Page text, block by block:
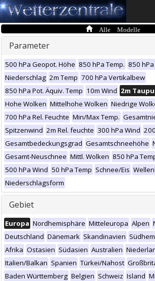
Alle Modelle
Parameter
500 hPa Geopot. Höhe 850 hPa Temp. 850
Niederschlag 2m Temp 700 hPa Vertikalbew
850 hPa Pot. Äquiv. Temp 10m Wind 2m
Hohe Wolken Mittelhohe Wolken Niedrige
700 hPa Rel. Feuchte Min/Max Temp.
Spitzenwind 2m Rel. feuchte 300 hPa Wind
Gesamtbedeckungsgrad Gesamtschneehöhe
Gesamt-Neuschnee Mittl. Wolken 850 hPa
500 hPa Wind 50 hPa Temp Schnee/Eis
Niederschlagsform
Gebiet
Europa Nordhemisphäre Mitteleuropa Alpen
Deutschland Dänemark Skandinavien
Afrika Ostasien Südasien Australien
Italien/Balkan Spanien Türkei/Nahost
Baden Württemberg Belgien Schweiz Island